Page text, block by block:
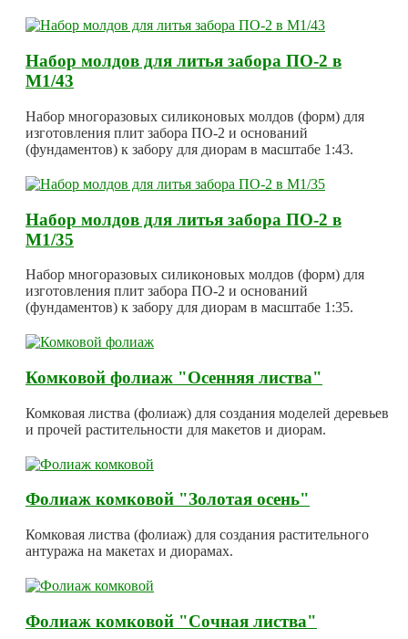
Набор молдов для литья забора ПО-2 в
М1/43
Набор многоразовых силиконовых молдов (форм) для
изготовления плит забора ПО-2 и оснований
(фундаментов) к забору для диорам в масштабе 1:43.
Набор молдов для литья забора ПО-2 в
М1/35
Набор многоразовых силиконовых молдов (форм) для
изготовления плит забора ПО-2 и оснований
(фундаментов) к забору для диорам в масштабе 1:35.
Комковой фолиаж "Осенняя листва"
Комковая листва (фолиаж) для создания моделей деревьев
и прочей растительности для макетов и диорам.
Фолиаж комковой "Золотая осень"
Комковая листва (фолиаж) для создания растительного
антуража на макетах и диорамах.
Фолиаж комковой "Сочная листва"